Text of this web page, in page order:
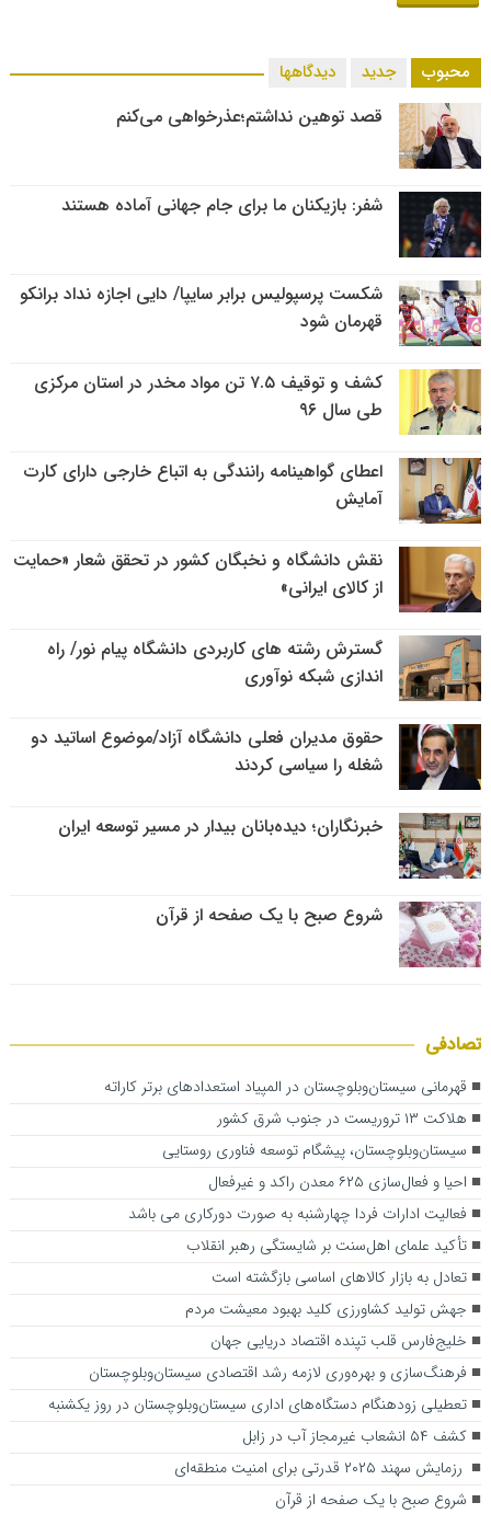
محبوب جدید دیدگاهها
قصد توهین نداشتم؛عذرخواهی می‌کنم
شفر: بازیکنان ما برای جام جهانی آماده هستند
شکست پرسپولیس برابر سایپا/ دایی اجازه نداد برانکو
قهرمان شود
کشف و توقیف ۷.۵ تن مواد مخدر در استان مرکزی
طی سال ۹۶
اعطای گواهینامه رانندگی به اتباع خارجی دارای کارت
آمایش
نقش دانشگاه و نخبگان کشور در تحقق شعار «حمایت
از کالای ایرانی»
گسترش رشته های کاربردی دانشگاه پیام نور/ راه
اندازی شبکه نوآوری
حقوق مدیران فعلی دانشگاه آزاد/موضوع اساتید دو
شغله را سیاسی کردند
خبرنگاران؛ دیده‌بانان بیدار در مسیر توسعه ایران
شروع صبح با یک صفحه از قرآن
تصادفی
قهرمانی سیستان‌وبلوچستان در المپیاد استعدادهای برتر کاراته
هلاکت ۱۳ تروریست در جنوب شرق کشور
سیستان‌وبلوچستان، پیشگام توسعه فناوری روستایی
احیا و فعال‌سازی ۶۲۵ معدن راکد و غیرفعال
فعالیت ادارات فردا چهارشنبه به صورت دورکاری می باشد
تأکید علمای اهل‌سنت بر شایستگی رهبر انقلاب
تعادل به بازار کالاهای اساسی بازگشته است
جهش تولید کشاورزی کلید بهبود معیشت مردم
خلیج‌فارس قلب تپنده اقتصاد دریایی جهان
فرهنگ‌سازی و بهره‌وری لازمه رشد اقتصادی سیستان‌وبلوچستان
تعطیلی زودهنگام دستگاه‌های اداری سیستان‌وبلوچستان در روز یکشنبه
کشف ۵۴ انشعاب غیرمجاز آب در زابل
رزمایش سهند ۲۰۲۵ قدرتی برای امنیت منطقه‌ای
شروع صبح با یک صفحه از قرآن